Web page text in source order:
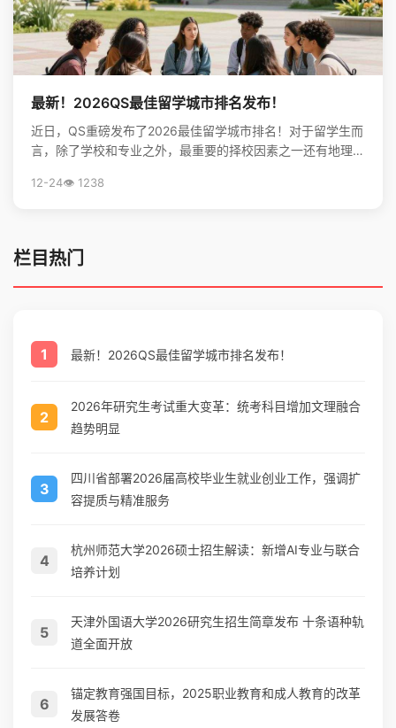
最新！2026QS最佳留学城市排名发布！
近日，QS重磅发布了2026最佳留学城市排名！对于留学生而
言，除了学校和专业之外，最重要的择校因素之一还有地理位
12-24👁️ 1238
栏目热门
1 最新！2026QS最佳留学城市排名发布！
2
2026年研究生考试重大变革：统考科目增加文理融合
趋势明显
3
四川省部署2026届高校毕业生就业创业工作，强调扩
容提质与精准服务
4
杭州师范大学2026硕士招生解读：新增AI专业与联合
培养计划
5
天津外国语大学2026研究生招生简章发布 十条语种轨
道全面开放
6
锚定教育强国目标，2025职业教育和成人教育的改革
发展答卷